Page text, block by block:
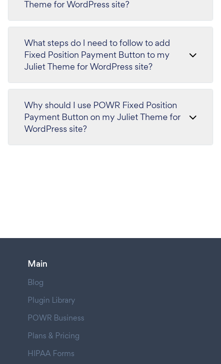
Theme for WordPress site?
What steps do I need to follow to add
Fixed Position Payment Button to my
Juliet Theme for WordPress site?
Why should I use POWR Fixed Position
Payment Button on my Juliet Theme for
WordPress site?
Main
Blog
Plugin Library
POWR Business
Plans & Pricing
HIPAA Forms